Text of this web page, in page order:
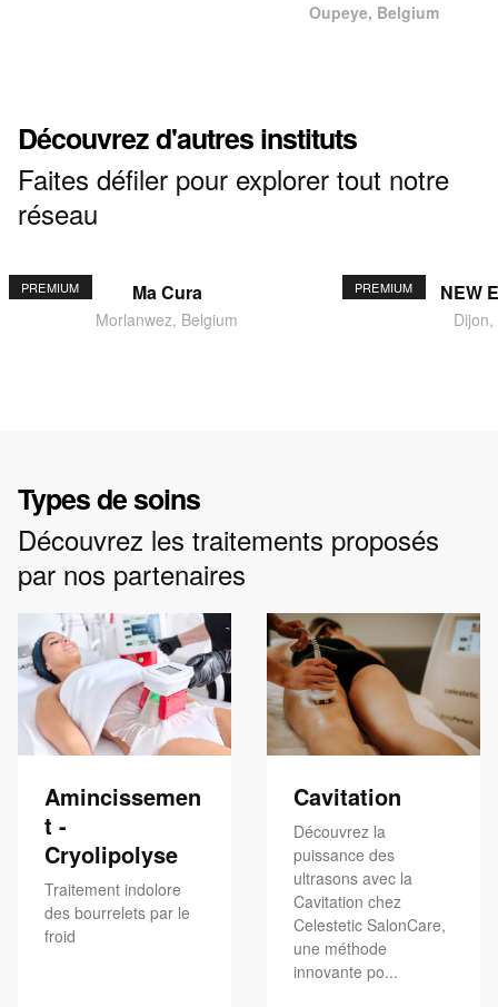
Oupeye, Belgium
Découvrez d'autres instituts
Faites défiler pour explorer tout notre
réseau
PREMIUM Ma Cura
Morlanwez, Belgium
PREMIUM NEW
Types de soins
Découvrez les traitements proposés
par nos partenaires
Amincissemen
t -
Cryolipolyse
Traitement indolore
des bourrelets par le
froid
Cavitation
Découvrez la
puissance des
ultrasons avec la
Cavitation chez
Celestetic SalonCare,
une méthode
innovante po...